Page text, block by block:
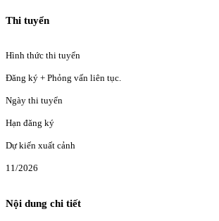
Thi tuyển
Hình thức thi tuyển
Đăng ký + Phỏng vấn liên tục.
Ngày thi tuyển
Hạn đăng ký
Dự kiến xuất cảnh
11/2026
Nội dung chi tiết